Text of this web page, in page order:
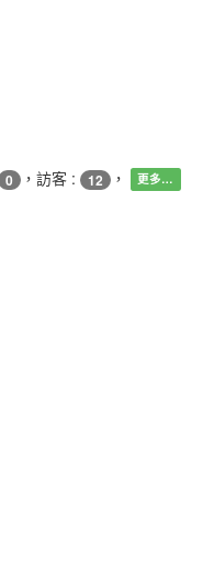
0 ，訪客 : 12 ， 更多…